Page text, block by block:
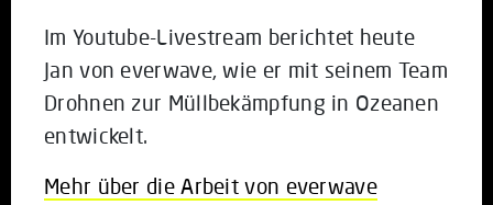
Im Youtube-Livestream berichtet heute
Jan von everwave, wie er mit seinem Team
Drohnen zur Müllbekämpfung in Ozeanen
entwickelt.
Mehr über die Arbeit von everwave